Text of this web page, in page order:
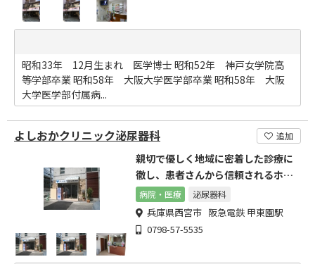
昭和33年 12月生まれ 医学博士 昭和52年 神戸女学院高
等学部卒業 昭和58年 大阪大学医学部卒業 昭和58年 大阪
大学医学部付属病...
よしおかクリニック泌尿器科 追加
親切で優しく地域に密着した診療に
徹し、患者さんから信頼されるホー
ムドクターを実現します
病院・医療 泌尿器科
兵庫県西宮市 阪急電鉄 甲東園駅
0798-57-5535